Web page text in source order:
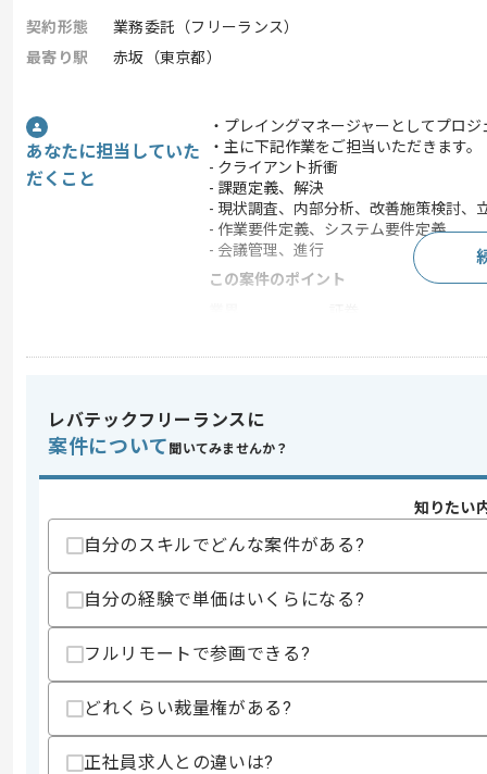
契約形態
業務委託（フリーランス）
最寄り駅
赤坂（東京都）
あなたに担当していた
だくこと
・プレイングマネージャーとしてプロ
・主に下記作業をご担当いただきます。
- クライアント折衝
- 課題定義、解決
- 現状調査、内部分析、改善施策検討、
- 作業要件定義、システム要件定義
- 会議管理、進行
この案件のポイント
スキル
求めるスキル
・要件定義書や総合テスト計画書また
・証券取引システムの知見がある方
・ご自身での金融商品の取引経験
スキルに不安がある方へ
レバテックフリーランスに
案件について 聞いてみませんか？
知りたい
自分のスキルでどんな案件がある?
自分の経験で単価はいくらになる?
フルリモートで参画できる?
どれくらい裁量権がある?
正社員求人との違いは?